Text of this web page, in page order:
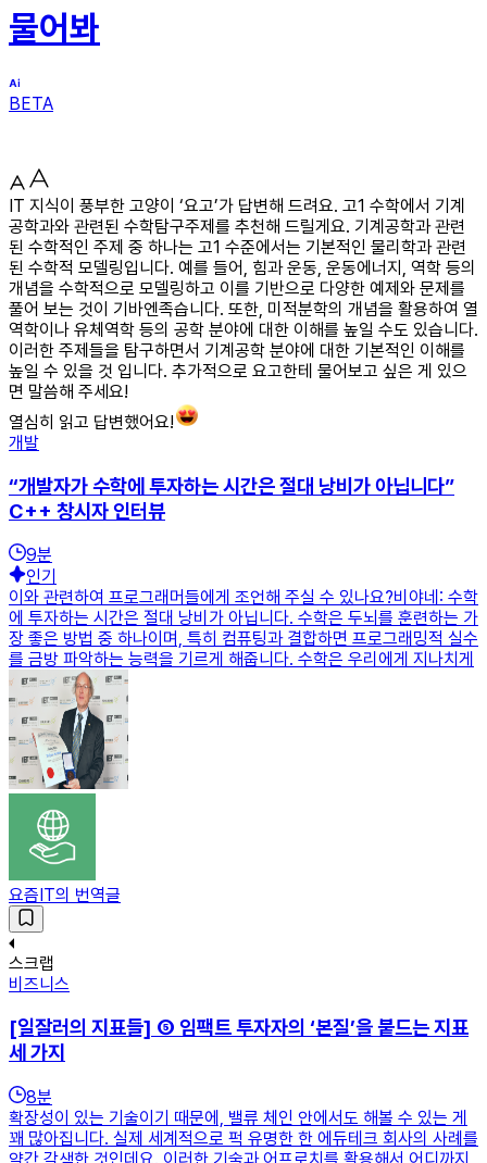
물어봐
BETA
IT 지식이 풍부한 고양이 ‘요고’가 답변해 드려요. 고1 수학에서 기계
공학과와 관련된 수학탐구주제를 추천해 드릴게요. 기계공학과 관련
된 수학적인 주제 중 하나는 고1 수준에서는 기본적인 물리학과 관련
된 수학적 모델링입니다. 예를 들어, 힘과 운동, 운동에너지, 역학 등의
개념을 수학적으로 모델링하고 이를 기반으로 다양한 예제와 문제를
풀어 보는 것이 기바엔족습니다. 또한, 미적분학의 개념을 활용하여 열
역학이나 유체역학 등의 공학 분야에 대한 이해를 높일 수도 있습니다.
이러한 주제들을 탐구하면서 기계공학 분야에 대한 기본적인 이해를
높일 수 있을 것 입니다. 추가적으로 요고한테 물어보고 싶은 게 있으
면 말씀해 주세요!
열심히 읽고 답변했어요!
개발
“개발자가 수학에 투자하는 시간은 절대 낭비가 아닙니다”
C++ 창시자 인터뷰
9분
인기
이와 관련하여 프로그래머들에게 조언해 주실 수 있나요?비야네: 수학
에 투자하는 시간은 절대 낭비가 아닙니다. 수학은 두뇌를 훈련하는 가
장 좋은 방법 중 하나이며, 특히 컴퓨팅과 결합하면 프로그래밍적 실수
를 금방 파악하는 능력을 기르게 해줍니다. 수학은 우리에게 지나치게
요즘IT의 번역글
스크랩
비즈니스
[일잘러의 지표들] ⑤ 임팩트 투자자의 ‘본질’을 붙드는 지표
세 가지
8분
확장성이 있는 기술이기 때문에, 밸류 체인 안에서도 해볼 수 있는 게
꽤 많아집니다. 실제 세계적으로 퍽 유명한 한 에듀테크 회사의 사례를